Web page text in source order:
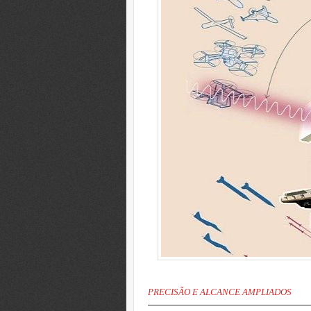
PRECISÃO E ALCANCE AMPLIADOS